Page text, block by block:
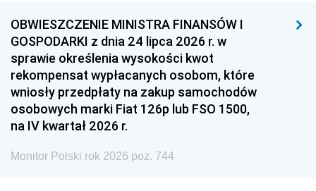
OBWIESZCZENIE MINISTRA FINANSÓW I
GOSPODARKI z dnia 24 lipca 2026 r. w
sprawie określenia wysokości kwot
rekompensat wypłacanych osobom, które
wniosły przedpłaty na zakup samochodów
osobowych marki Fiat 126p lub FSO 1500,
na IV kwartał 2026 r.
Monitor Polski rok 2026 poz. 744